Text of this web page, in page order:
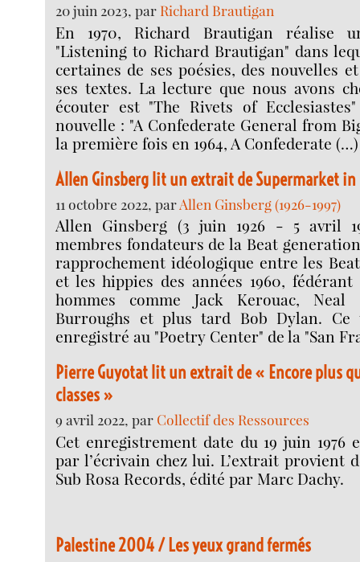
20 juin 2023, par Richard Brautigan
En 1970, Richard Brautigan réalise
"Listening to Richard Brautigan" dans
certaines de ses poésies, des nouvelles
ses textes. La lecture que nous avons
écouter est "The Rivets of
nouvelle : "A Confederate General from
la première fois en 1964, A Confederate (…)
Allen Ginsberg lit un extrait de Supermarket
11 octobre 2022, parAllen Ginsberg (1926-1997)
Allen Ginsberg (3 juin 1926 - 5 avril
membres fondateurs de la Beat
rapprochement idéologique entre les
et les hippies des années 1960,
hommes comme Jack Kerouac, Neal
Burroughs et plus tard Bob Dylan.
enregistré au "Poetry Center" de la "San
Pierre Guyotat lit un extrait de « Encore plus
classes »
9 avril 2022, par Collectif des Ressources
Cet enregistrement date du 19 juin 1976
par l’écrivain chez lui. L’extrait provient
Sub Rosa Records, édité par Marc Dachy.
Palestine 2004 / Les yeux grand fermés